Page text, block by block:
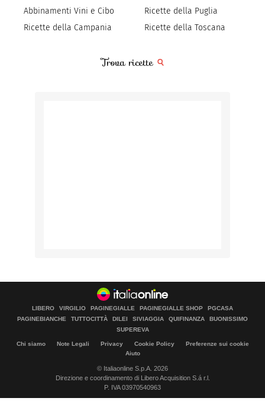
Abbinamenti Vini e Cibo
Ricette della Campania
Ricette della Puglia
Ricette della Toscana
Trova ricette
LIBERO VIRGILIO PAGINEGIALLE PAGINEGIALLE SHOP
PGCASA
PAGINEBIANCHE
TUTTOCITTÀ DILEI SIVIAGGIA QUIFINANZA
BUONISSIMO
SUPEREVA
Chi siamo Note Legali Privacy Cookie Policy
Preferenze sui cookie
Aiuto
© Italiaonline S.p.A. 2026
Direzione e coordinamento di Libero Acquisition S.á r.l.
P. IVA 03970540963